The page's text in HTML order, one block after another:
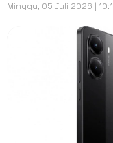
Minggu, 05 Juli 2026 |